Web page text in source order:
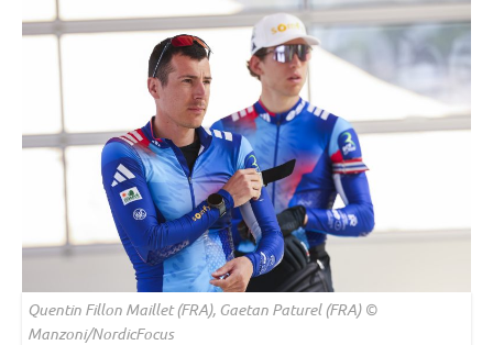
Quentin Fillon Maillet (FRA), Gaetan Paturel (FRA) ©
Manzoni/NordicFocus